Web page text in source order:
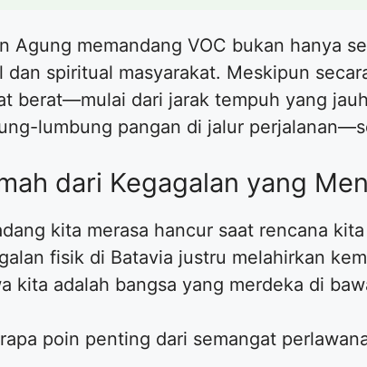
Agung memandang VOC bukan hanya
dan spiritual masyarakat. Meskipun
berat—mulai dari jarak tempuh yang
lumbung pangan di jalur
dari Kegagalan yang
kita merasa hancur saat rencana
fisik di Batavia justru melahirkan
kita adalah bangsa yang merdeka di
poin penting dari semangat